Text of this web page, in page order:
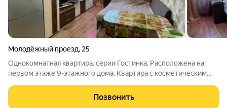
Молодёжный проезд, 25
Однокомнатная квартира, серии Гостинка. Расположена на
первом этаже 9-этажного дома. Квартира с косметическим
окно ПВХ. Санузел совмещён, облицован кафельной плиткой.
Сантехника в рабочем
Позвонить